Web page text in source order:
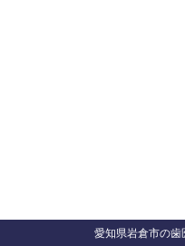
愛知県岩倉市の歯